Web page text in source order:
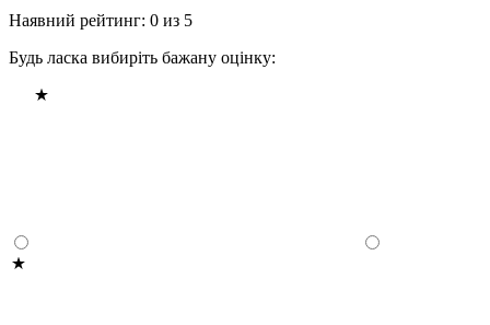
Наявний рейтинг: 0 из 5
Будь ласка вибиріть бажану оцінку: